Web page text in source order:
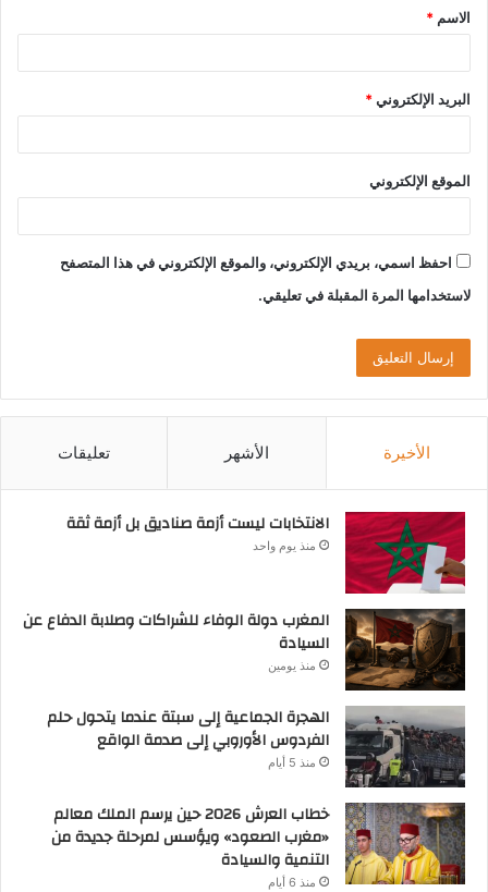
الاسم *
البريد الإلكتروني*
الموقع الإلكتروني
احفظ اسمي، بريدي الإلكتروني، والموقع الإلكتروني في هذا المتصفح
لاستخدامها المرة المقبلة في تعليقي.
الأخيرة الأشهر تعليقات
الانتخابات ليست أزمة صناديق بل أزمة ثقة
منذ يوم واحد
المغرب دولة الوفاء للشراكات وصلابة الدفاع عن
السيادة
منذ يومين
الهجرة الجماعية إلى سبتة عندما يتحول حلم
الفردوس الأوروبي إلى صدمة الواقع
منذ 5 أيام
خطاب العرش 2026 حين يرسم الملك معالم
«مغرب الصعود» ويؤسس لمرحلة جديدة من
التنمية والسيادة
منذ 6 أيام